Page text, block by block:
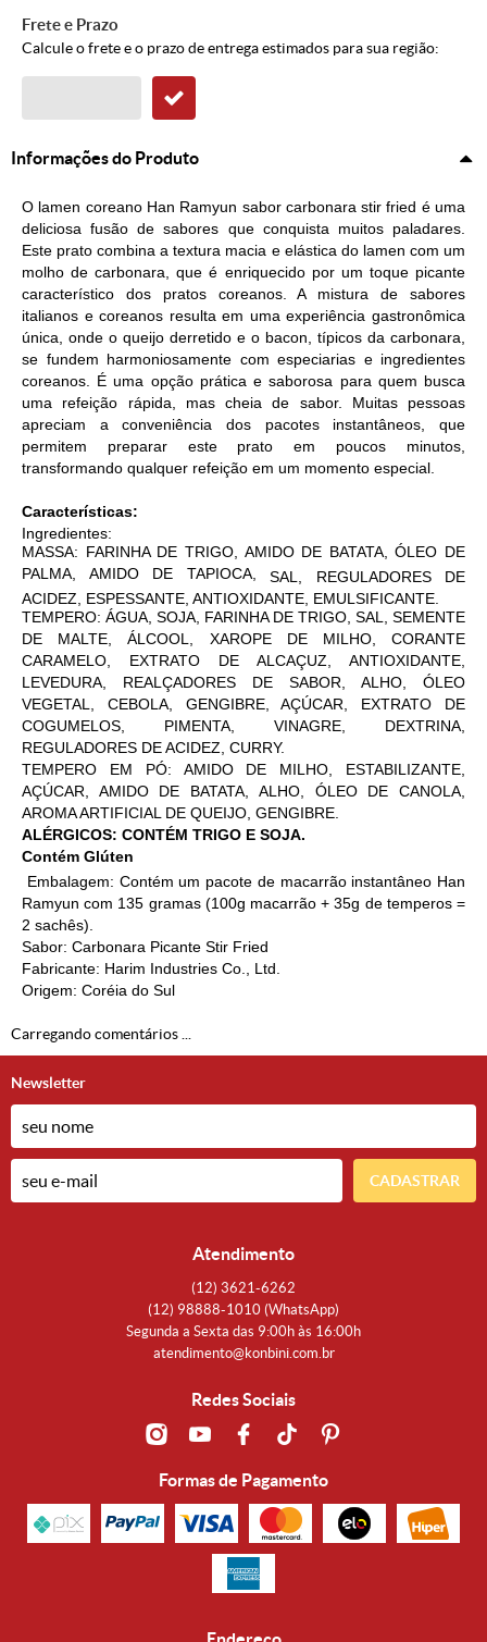
Frete e Prazo
Calcule o frete e o prazo de entrega estimados para sua região:
Informações do Produto
O lamen coreano Han Ramyun sabor carbonara stir fried é uma
deliciosa fusão de sabores que conquista muitos paladares.
Este prato combina a textura macia e elástica do lamen com um
molho de carbonara, que é enriquecido por um toque picante
característico dos pratos coreanos. A mistura de sabores
italianos e coreanos resulta em uma experiência gastronômica
única, onde o queijo derretido e o bacon, típicos da carbonara,
se fundem harmoniosamente com especiarias e ingredientes
coreanos. É uma opção prática e saborosa para quem busca
uma refeição rápida, mas cheia de sabor. Muitas pessoas
apreciam a conveniência dos pacotes instantâneos, que
permitem preparar este prato em poucos minutos,
transformando qualquer refeição em um momento especial.
Características:
Ingredientes:
MASSA: FARINHA DE TRIGO, AMIDO DE BATATA, ÓLEO DE
PALMA, AMIDO DE TAPIOCA, SAL,
REGULADORES DE
ACIDEZ, ESPESSANTE , ANTIOXIDANTE, EMULSIFICANTE.
TEMPERO: ÁGUA, SOJA, FARINHA DE TRIGO, SAL, SEMENTE
DE MALTE, ÁLCOOL, XAROPE DE MILHO, CORANTE
CARAMELO, EXTRATO DE ALCAÇUZ, ANTIOXIDANTE,
LEVEDURA, REALÇADORES DE SABOR, ALHO, ÓLEO
VEGETAL, CEBOLA, GENGIBRE, AÇÚCAR, EXTRATO DE
COGUMELOS, PIMENTA, VINAGRE, DEXTRINA,
REGULADORES DE ACIDEZ, CURRY.
TEMPERO EM PÓ: AMIDO DE MILHO, ESTABILIZANTE,
AÇÚCAR, AMIDO DE BATATA, ALHO, ÓLEO DE CANOLA,
AROMA ARTIFICIAL DE QUEIJO, GENGIBRE.
ALÉRGICOS: CONTÉM TRIGO E SOJA.
Contém Glúten
Embalagem: Contém um pacote de macarrão instantâneo Han
Ramyun com 135 gramas (100g macarrão + 35g de temperos =
2 sachês).
Sabor: Carbonara Picante Stir Fried
Fabricante: Harim Industries Co., Ltd.
Origem: Coréia do Sul
Carregando comentários ...
Newsletter
CADASTRAR
Atendimento
(12) 3621-6262
(12) 98888-1010 (WhatsApp)
Segunda a Sexta das 9:00h às 16:00h
atendimento@konbini.com.br
Redes Sociais
Formas de Pagamento